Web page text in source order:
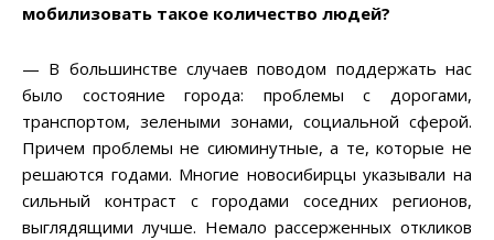
мобилизовать такое количество людей?
— В большинстве случаев поводом поддержать нас
было состояние города: проблемы с дорогами,
транспортом, зелеными зонами, социальной сферой.
Причем проблемы не сиюминутные, а те, которые не
решаются годами. Многие новосибирцы указывали на
сильный контраст с городами соседних регионов,
выглядящими лучше. Немало рассерженных откликов